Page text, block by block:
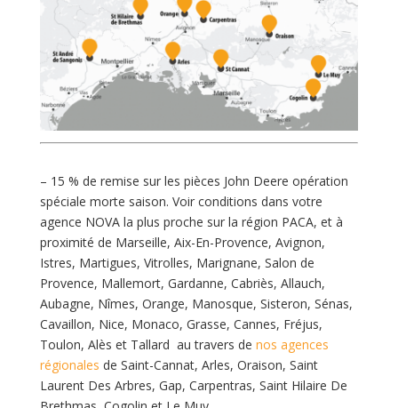
– 15 % de remise sur les pièces John Deere opération
spéciale morte saison. Voir conditions dans votre
agence NOVA la plus proche sur la région PACA, et à
proximité de Marseille, Aix-En-Provence, Avignon,
Istres, Martigues, Vitrolles, Marignane, Salon de
Provence, Mallemort, Gardanne, Cabriès, Allauch,
Aubagne, Nîmes, Orange, Manosque, Sisteron, Sénas,
Cavaillon, Nice, Monaco, Grasse, Cannes, Fréjus,
Toulon, Alès et Tallard au travers de nos agences
régionales de Saint-Cannat, Arles, Oraison, Saint
Laurent Des Arbres, Gap, Carpentras, Saint Hilaire De